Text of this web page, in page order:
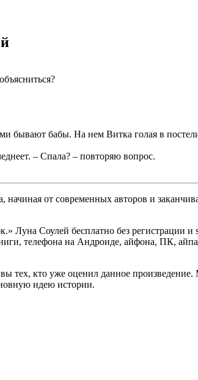
бывают бабы. На нем Витка голая в
– Спала? – повторяю вопрос.
от современных авторов и
Луна Соулей бесплатно без регистрации
телефона на Андроиде, айфона, ПК,
тех, кто уже оценил данное
идею истории.